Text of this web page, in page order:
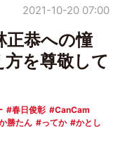
2021-10-20 07:00
正恭への憧
を尊敬して
春日俊彰
CanCam
勝たん ってか
かとし